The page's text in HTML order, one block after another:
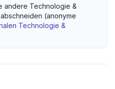
andere Technologie &
abschneiden (anonyme
Technologie &